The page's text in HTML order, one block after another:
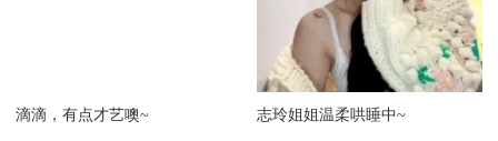
滴滴，有点才艺噢~ 志玲姐姐温柔哄睡中~